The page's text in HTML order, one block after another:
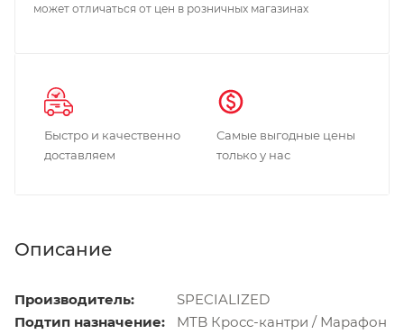
может отличаться от цен в розничных магазинах
Быстро и качественно
доставляем
Самые выгодные цены
только у нас
Описание
Производитель:
SPECIALIZED
Подтип назначение:
MTB Кросс-кантри / Марафон